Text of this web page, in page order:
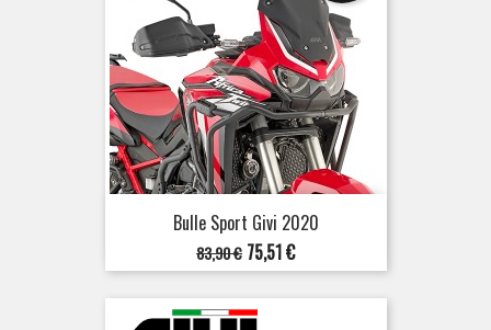
Bulle Sport Givi 2020
Prix
de
base
83,90 € Prix
75,51 €